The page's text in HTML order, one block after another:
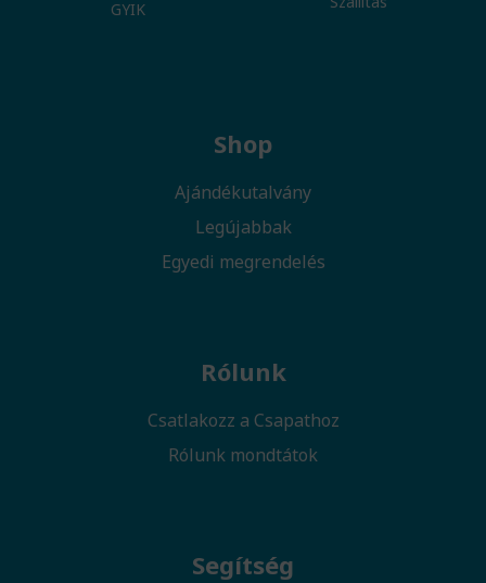
GYIK
Shop
Ajándékutalvány
Legújabbak
Egyedi megrendelés
Rólunk
Csatlakozz a Csapathoz
Rólunk mondtátok
Segítség